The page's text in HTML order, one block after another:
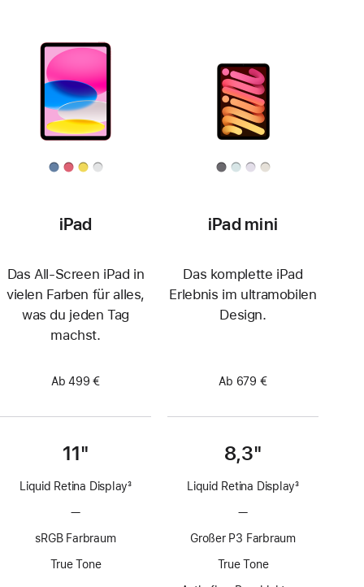
iPad
Das All‑Screen iPad in
vielen Farben für alles,
was du jeden Tag
machst.
Ab 499 €
11"
Liquid Retina Display3
—Keine
Technologie
sRGB Farbraum
True Tone
iPad mini
Das komplette iPad
Erlebnis im ultramobilen
Design.
Ab 679 €
8,3"
Liquid Retina Display3
—Keine
Technologie
Großer P3 Farbraum
True Tone